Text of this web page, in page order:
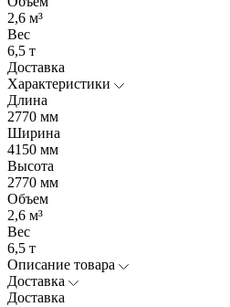
2,6 м³
Вес
6,5 т
Доставка
Характеристики
Длина
2770 мм
Ширина
4150 мм
Высота
2770 мм
Объем
2,6 м³
Вес
6,5 т
Описание товара
Доставка
Доставка